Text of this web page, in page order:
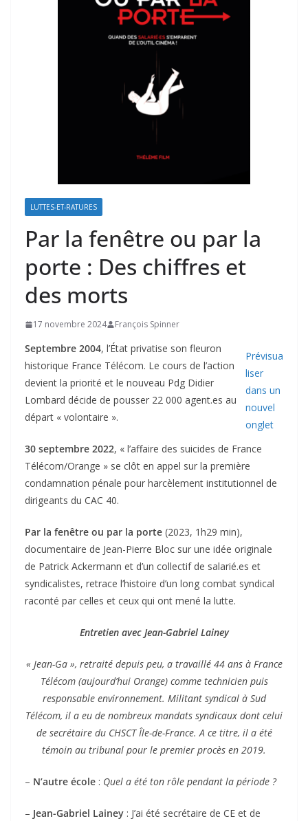
LUTTES-ET-RATURES
Par la fenêtre ou par la
porte : Des chiffres et
des morts
17 novembre 2024 François Spinner
Septembre 2004, l’État privatise son fleuron
historique France Télécom. Le cours de l’action
devient la priorité et le nouveau Pdg Didier
Lombard décide de pousser 22 000 agent.es au
départ « volontaire ».
Prévisua
liser
dans un
nouvel
onglet
30 septembre 2022, « l’affaire des suicides de France
Télécom/Orange » se clôt en appel sur la première
condamnation pénale pour harcèlement institutionnel de
dirigeants du CAC 40.
Par la fenêtre ou par la porte (2023, 1h29 min),
documentaire de Jean-Pierre Bloc sur une idée originale
de Patrick Ackermann et d’un collectif de salarié.es et
syndicalistes, retrace l’histoire d’un long combat syndical
raconté par celles et ceux qui ont mené la lutte.
Entretien avec Jean-Gabriel Lainey
« Jean-Ga », retraité depuis peu, a travaillé 44 ans à France
Télécom (aujourd’hui Orange) comme technicien puis
responsable environnement. Militant syndical à Sud
Télécom, il a eu de nombreux mandats syndicaux dont celui
de secrétaire du CHSCT Île-de-France. A ce titre, il a été
témoin au tribunal pour le premier procès en 2019.
– N’autre école : Quel a été ton rôle pendant la période ?
– Jean-Gabriel Lainey : J’ai été secrétaire de CE et de